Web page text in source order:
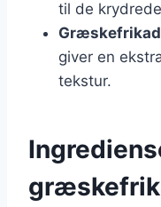
til de
giver en
tekstur.